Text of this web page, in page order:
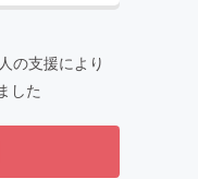
人の支援により
した